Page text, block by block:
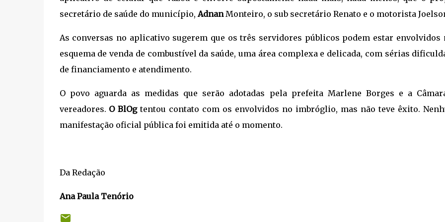
secretário de saúde do município,AdnanMonteiro, o sub secretário Renato e o motorista
As conversas no aplicativo sugerem que os três servidores públicos podem estar envolvidos
esquema de venda de combustível da saúde, uma área complexa e delicada, com sérias
de financiamento e atendimento.
O povo aguarda as medidas que serão adotadas pela prefeita Marlene Borges e a
vereadores. O BlOgtentou contato com os envolvidos no imbróglio, mas não teve êxito.
manifestação oficial pública foi emitida até o momento.
Da Redação
Ana Paula Tenório